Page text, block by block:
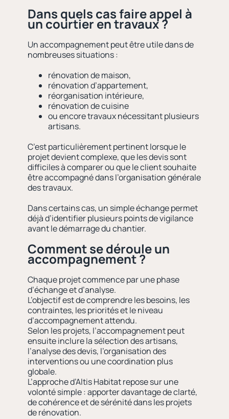
Dans quels cas faire appel à
un courtier en travaux ?
Un accompagnement peut être utile dans de
nombreuses situations :
rénovation de maison,
rénovation d’appartement,
réorganisation intérieure,
rénovation de cuisine
ou encore travaux nécessitant plusieurs
artisans.
C’est particulièrement pertinent lorsque le
projet devient complexe, que les devis sont
difficiles à comparer ou que le client souhaite
être accompagné dans l’organisation générale
des travaux.
Dans certains cas, un simple échange permet
déjà d’identifier plusieurs points de vigilance
avant le démarrage du chantier.
Comment se déroule un
accompagnement ?
Chaque projet commence par une phase
d’échange et d’analyse.
L’objectif est de comprendre les besoins, les
contraintes, les priorités et le niveau
d’accompagnement attendu.
Selon les projets, l’accompagnement peut
ensuite inclure la sélection des artisans,
l’analyse des devis, l’organisation des
interventions ou une coordination plus
globale.
L’approche d’Altis Habitat repose sur une
volonté simple : apporter davantage de clarté,
de cohérence et de sérénité dans les projets
de rénovation.